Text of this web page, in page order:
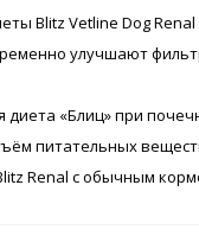
Blitz Vetline Dog
улучшают
диета «Блиц» при
питательных
Renal с обычным